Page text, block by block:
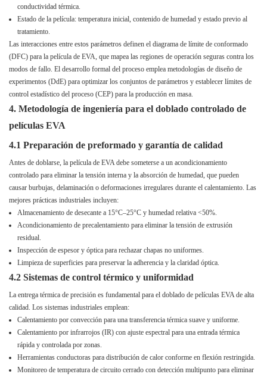
conductividad térmica.
Estado de la película: temperatura inicial, contenido de humedad y estado previo al
tratamiento.
Las interacciones entre estos parámetros definen el diagrama de límite de conformado
(DFC) para la película de EVA, que mapea las regiones de operación seguras contra los
modos de fallo. El desarrollo formal del proceso emplea metodologías de diseño de
experimentos (DdE) para optimizar los conjuntos de parámetros y establecer límites de
control estadístico del proceso (CEP) para la producción en masa.
4. Metodología de ingeniería para el doblado controlado de
películas EVA
4.1 Preparación de preformado y garantía de calidad
Antes de doblarse, la película de EVA debe someterse a un acondicionamiento
controlado para eliminar la tensión interna y la absorción de humedad, que pueden
causar burbujas, delaminación o deformaciones irregulares durante el calentamiento. Las
mejores prácticas industriales incluyen:
Almacenamiento de desecante a 15°C–25°C y humedad relativa <50%.
Acondicionamiento de precalentamiento para eliminar la tensión de extrusión
residual.
Inspección de espesor y óptica para rechazar chapas no uniformes.
Limpieza de superficies para preservar la adherencia y la claridad óptica.
4.2 Sistemas de control térmico y uniformidad
La entrega térmica de precisión es fundamental para el doblado de películas EVA de alta
calidad. Los sistemas industriales emplean:
Calentamiento por convección para una transferencia térmica suave y uniforme.
Calentamiento por infrarrojos (IR) con ajuste espectral para una entrada térmica
rápida y controlada por zonas.
Herramientas conductoras para distribución de calor conforme en flexión restringida.
Monitoreo de temperatura de circuito cerrado con detección multipunto para eliminar